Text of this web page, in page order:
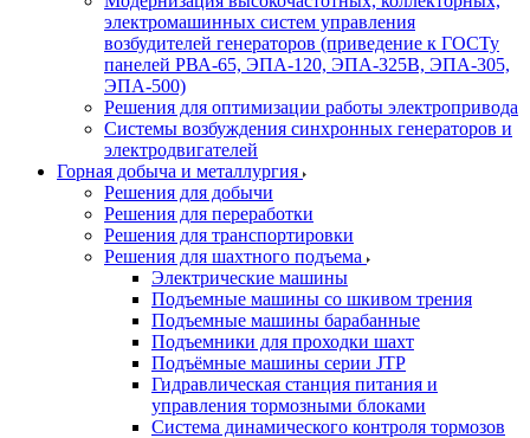
электромашинных систем управления
возбудителей генераторов (приведение к ГОСТу
панелей РВА-65, ЭПА-120, ЭПА-325В, ЭПА-305,
ЭПА-500)
Решения для оптимизации работы электропривода
Системы возбуждения синхронных генераторов и
электродвигателей
Горная добыча и металлургия
Решения для добычи
Решения для переработки
Решения для транспортировки
Решения для шахтного подъема
Электрические машины
Подъемные машины со шкивом трения
Подъемные машины барабанные
Подъемники для проходки шахт
Подъёмные машины серии JTP
Гидравлическая станция питания и
управления тормозными блоками
Система динамического контроля тормозов